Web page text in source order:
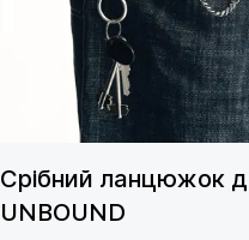
Срібний ланцюжок
UNBOUND